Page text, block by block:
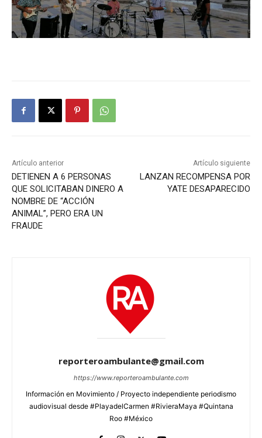
Artículo anterior
DETIENEN A 6 PERSONAS
QUE SOLICITABAN DINERO A
NOMBRE DE “ACCIÓN
ANIMAL”, PERO ERA UN
FRAUDE
Artículo siguiente
LANZAN RECOMPENSA POR
YATE DESAPARECIDO
reporteroambulante@gmail.com
https://www.reporteroambulante.com
Información en Movimiento / Proyecto independiente periodismo
audiovisual desde #PlayadelCarmen #RivieraMaya #Quintana
Roo #México